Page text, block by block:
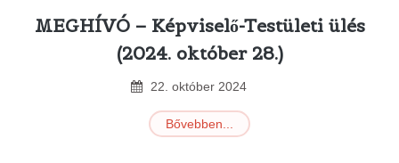
MEGHÍVÓ – Képviselő-Testületi ülés
(2024. október 28.)
22 október 2024
Bővebben...